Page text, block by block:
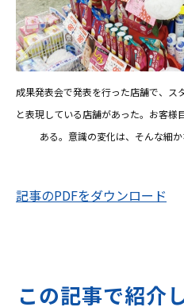
成果発表会で発表を行った店舗で、ス
と表現している店舗があった。お客様
ある。意識の変化は、そんな細
記事のPDFをダウンロード
この記事で紹介